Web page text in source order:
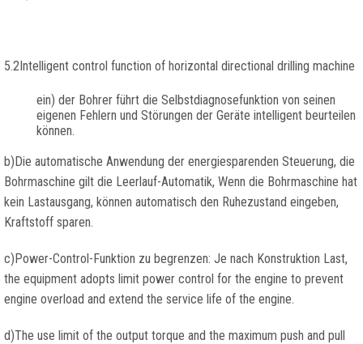
5.2Intelligent control function of horizontal directional drilling machine
ein) der Bohrer führt die Selbstdiagnosefunktion von seinen
eigenen Fehlern und Störungen der Geräte intelligent beurteilen
können.
b)Die automatische Anwendung der energiesparenden Steuerung, die
Bohrmaschine gilt die Leerlauf-Automatik, Wenn die Bohrmaschine hat
kein Lastausgang, können automatisch den Ruhezustand eingeben,
Kraftstoff sparen.
c)Power-Control-Funktion zu begrenzen: Je nach Konstruktion Last,
the equipment adopts limit power control for the engine to prevent
engine overload and extend the service life of the engine.
d)The use limit of the output torque and the maximum push and pull